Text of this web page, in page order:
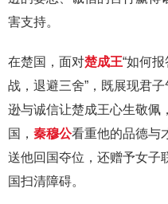
害支持。
在楚国，面对楚成王“如何
战，退避三舍”，既展现君
逊与诚信让楚成王心生敬佩
国， 秦穆公看重他的品德与
送他回国夺位，还赠予女子
国扫清障碍。